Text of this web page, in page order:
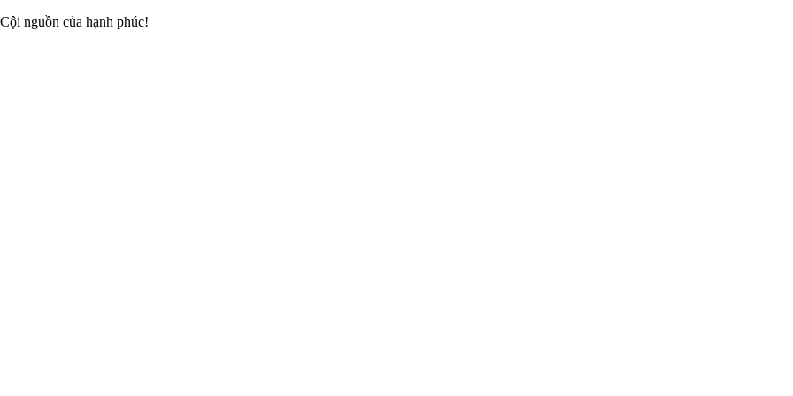
nguồn của hạnh phúc!